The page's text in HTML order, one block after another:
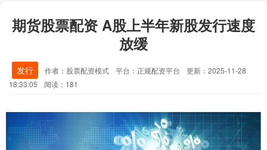
期货股票配资 A股上半年新股发行速度
放缓
发行 作者：股票配资模式 平台：正规配资平台
更新：2025-11-28
18:33:05
阅读：181